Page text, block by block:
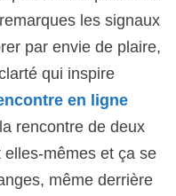
les signaux
par envie de plaire,
qui inspire
en ligne
rencontre de deux
mêmes et ça se
même derrière